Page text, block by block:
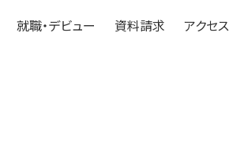
就職・デビュー 資料請求 アクセス